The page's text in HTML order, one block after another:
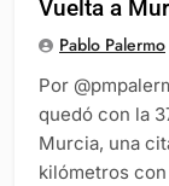
Vuelta a
Pablo Palermo
Por
quedó con la
Murcia, una
kilómetros